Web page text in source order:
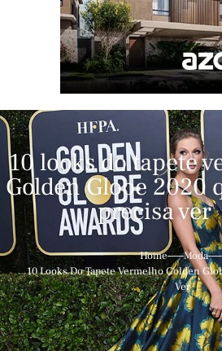
10 looks do tapete
Golden Globe 2020
precisa ver
Home
Moda
10 Looks Do Tapete Vermelho Golden
Ver